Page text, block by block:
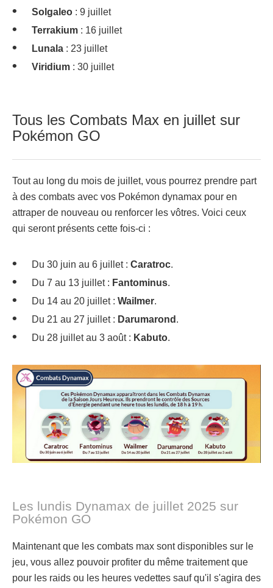
Solgaleo : 9 juillet
Terrakium : 16 juillet
Lunala : 23 juillet
Viridium : 30 juillet
Tous les Combats Max en juillet sur
Pokémon GO
Tout au long du mois de juillet, vous pourrez prendre part
à des combats avec vos Pokémon dynamax pour en
attraper de nouveau ou renforcer les vôtres. Voici ceux
qui seront présents cette fois-ci :
Du 30 juin au 6 juillet : Caratroc.
Du 7 au 13 juillet : Fantominus.
Du 14 au 20 juillet : Wailmer.
Du 21 au 27 juillet : Darumarond .
Du 28 juillet au 3 août : Kabuto.
Les lundis Dynamax de juillet 2025 sur
Pokémon GO
Maintenant que les combats max sont disponibles sur le
jeu, vous allez pouvoir profiter du même traitement que
pour les raids ou les heures vedettes sauf qu'il s'agira des